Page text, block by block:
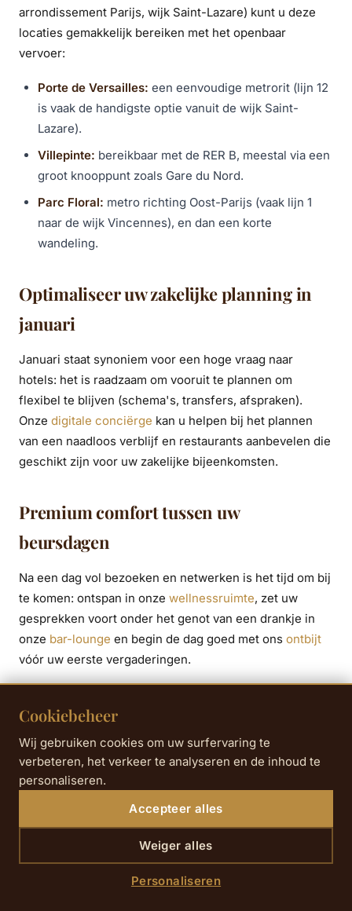
arrondissement Parijs, wijk Saint-Lazare) kunt u deze
locaties gemakkelijk bereiken met het openbaar
vervoer:
Porte de Versailles: een eenvoudige metrorit (lijn 12
is vaak de handigste optie vanuit de wijk Saint-
Lazare).
Villepinte: bereikbaar met de RER B, meestal via een
groot knooppunt zoals Gare du Nord.
Parc Floral: metro richting Oost-Parijs (vaak lijn 1
naar de wijk Vincennes), en dan een korte
wandeling.
Optimaliseer uw zakelijke planning in
januari
Januari staat synoniem voor een hoge vraag naar
hotels: het is raadzaam om vooruit te plannen om
flexibel te blijven (schema's, transfers, afspraken).
Onze digitale conciërge kan u helpen bij het plannen
van een naadloos verblijf en restaurants aanbevelen die
geschikt zijn voor uw zakelijke bijeenkomsten.
Premium comfort tussen uw
beursdagen
Na een dag vol bezoeken en netwerken is het tijd om bij
te komen: ontspan in onze wellnessruimte, zet uw
gesprekken voort onder het genot van een drankje in
onze bar-lounge en begin de dag goed met ons ontbijt
vóór uw eerste vergaderingen.
Praktische tips om uw verblijf te
optimaliseren
Boek van tevoren:
Plan uw schema:bepaal uw prioritaire exposanten
van tevoren om afleiding te voorkomen.
Gebruik het openbaar vervoer:
Cookiebeheer
Wij gebruiken cookies om uw surfervaring te
verbeteren, het verkeer te analyseren en de inhoud te
personaliseren.
Accepteer alles
Weiger alles
Personaliseren